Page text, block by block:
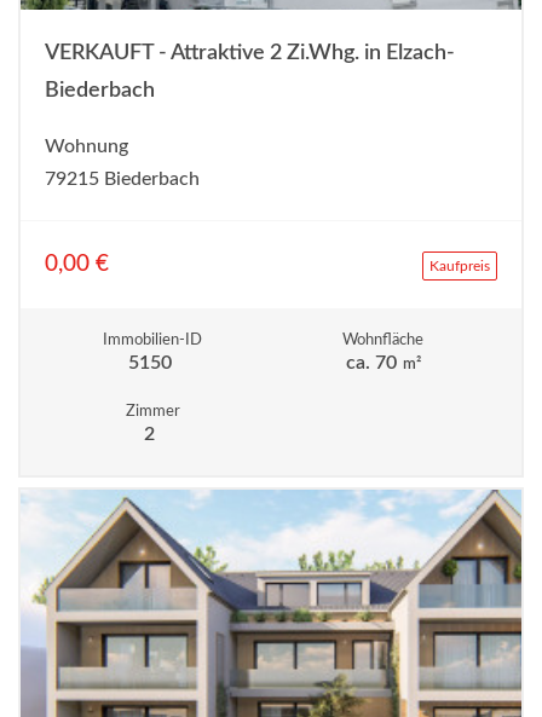
VERKAUFT - Attraktive 2 Zi.Whg. in Elzach-
Biederbach
Wohnung
79215 Biederbach
0,00 € Kaufpreis
Immobilien-ID
5150
Wohnfläche
ca. 70 m²
Zimmer
2